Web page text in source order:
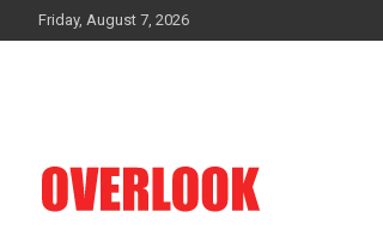
to
Friday, August 7, 2026